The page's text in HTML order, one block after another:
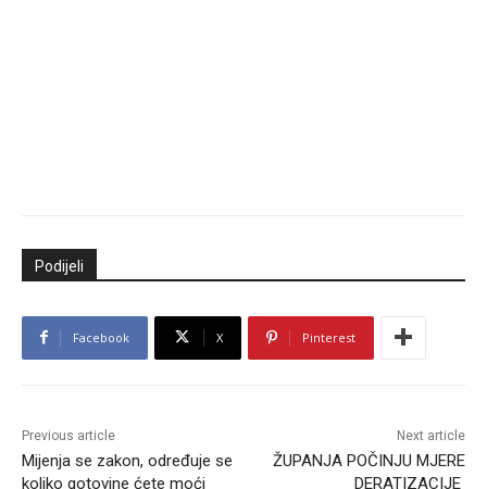
Podijeli
Facebook X Pinterest
Previous article
Mijenja se zakon, određuje se
koliko gotovine ćete moći
Next article
ŽUPANJA POČINJU MJERE
DERATIZACIJE